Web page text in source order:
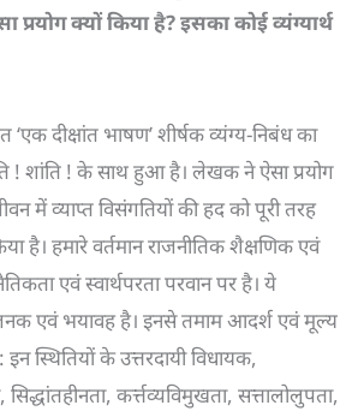
क्यों किया है?इसका कोई व्यंग्यार्थ
दीक्षांत भाषण’ शीर्षक व्यंग्य-निबंध का
! शांति ! के साथ हुआ है। लेखक ने ऐसा प्रयोग
में व्याप्त विसंगतियों की हद को पूरी तरह
है। हमारे वर्तमान राजनीतिक शैक्षणिक एवं
एवं स्वार्थपरता परवान पर है। ये
एवं भयावह है। इनसे तमाम आदर्श एवं मूल्य
स्थितियों के उत्तरदायी विधायक,
कर्त्तव्यविमुखता, सत्तालोलुपता,